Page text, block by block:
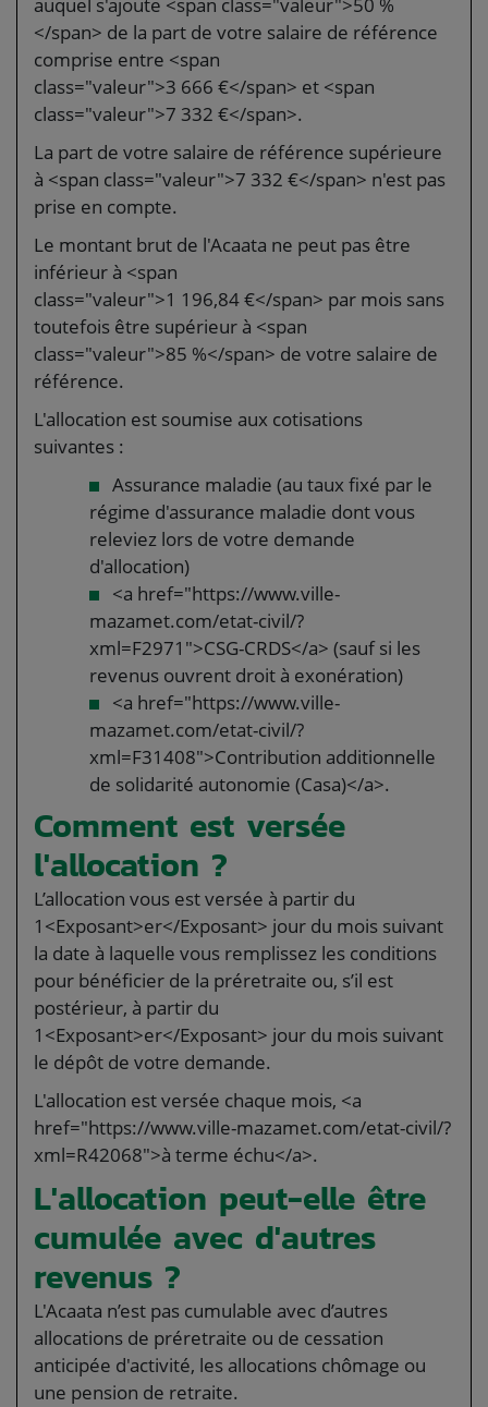
</span> de la part de votre salaire de référence
comprise entre <span
class="valeur">3 666 €</span> et <span
class="valeur">7 332 €</span>.
La part de votre salaire de référence supérieure
à <span class="valeur">7 332 €</span> n'est pas
prise en compte.
Le montant brut de l'Acaata ne peut pas être
inférieur à <span
class="valeur">1 196,84 €</span> par mois sans
toutefois être supérieur à <span
class="valeur">85 %</span> de votre salaire de
référence.
L'allocation est soumise aux cotisations
suivantes :
Assurance maladie (au taux fixé par le
régime d'assurance maladie dont vous
releviez lors de votre demande
d'allocation)
<a href="https://www.ville-
mazamet.com/etat-civil/?
xml=F2971">CSG-CRDS</a> (sauf si les
revenus ouvrent droit à exonération)
<a href="https://www.ville-
mazamet.com/etat-civil/?
xml=F31408">Contribution additionnelle
de solidarité autonomie (Casa)</a>.
Comment est versée
l'allocation ?
L’allocation vous est versée à partir du
1<Exposant>er</Exposant> jour du mois suivant
la date à laquelle vous remplissez les conditions
pour bénéficier de la préretraite ou, s’il est
postérieur, à partir du
1<Exposant>er</Exposant> jour du mois suivant
le dépôt de votre demande.
L'allocation est versée chaque mois, <a
href="https://www.ville-mazamet.com/etat-civil/?
xml=R42068">à terme échu</a>.
L'allocation peut-elle être
cumulée avec d'autres
revenus ?
L'Acaata n’est pas cumulable avec d’autres
allocations de préretraite ou de cessation
anticipée d'activité, les allocations chômage ou
une pension de retraite.